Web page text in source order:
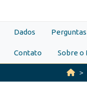
Dados
Contato Sobre o